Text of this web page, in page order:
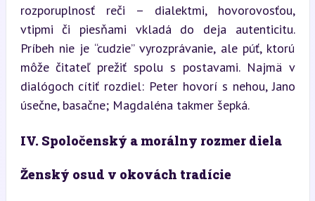
rozporuplnosť reči – dialektmi, hovorovosťou,
vtipmi či piesňami vkladá do deja autenticitu.
Príbeh nie je “cudzie” vyrozprávanie, ale púť, ktorú
môže čitateľ prežiť spolu s postavami. Najmä v
dialógoch cítiť rozdiel: Peter hovorí s nehou, Jano
úsečne, basačne; Magdaléna takmer šepká.
IV. Spoločenský a morálny rozmer diela
Ženský osud v okovách tradície